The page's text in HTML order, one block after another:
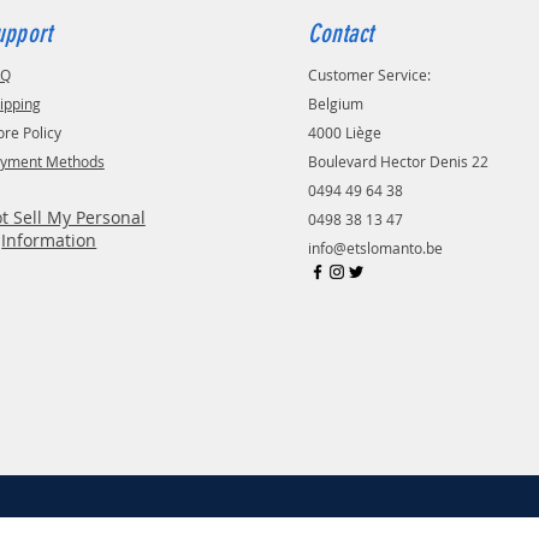
UV 355nm~405nm.
LCD/DLP 3D.
à faible retrait a grande
de surface haute dureté
Policy
Methods
Sell My Personal
Information
Contact
Customer Service:
Belgium
4000 Liège
Boulevard Hector Denis 22
0494 49 64 38
0498 38 13 47
info@etslomanto.be